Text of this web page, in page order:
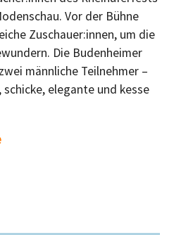
Vor der Bühne
Zuschauer:innen, um die
Die Budenheimer
männliche Teilnehmer –
elegante und kesse